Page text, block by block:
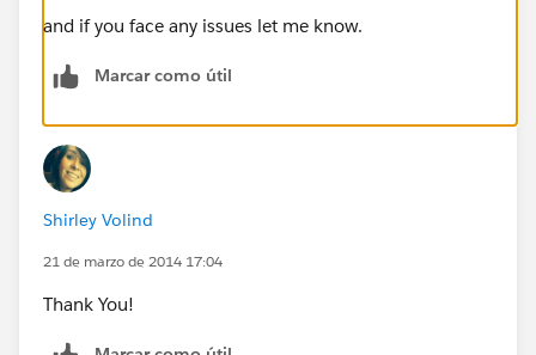
and if you face any issues let me know.
Marcar como útil
Shirley Volind
21 de marzo de 2014 17:04
Thank You!